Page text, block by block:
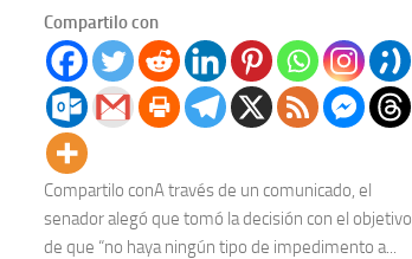
Compartilo con
Compartilo conA través de un comunicado, el
senador alegó que tomó la decisión con el objetivo
de que “no haya ningún tipo de impedimento a...